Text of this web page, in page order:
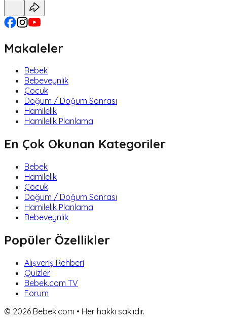
Makaleler
Bebek
Bebeveynlik
Çocuk
Doğum / Doğum Sonrası
Hamilelik
Hamilelik Planlama
En Çok Okunan Kategoriler
Bebek
Hamilelik
Çocuk
Doğum / Doğum Sonrası
Hamilelik Planlama
Bebeveynlik
Popüler Özellikler
Alışveriş Rehberi
Quizler
Bebek.com TV
Forum
© 2026 Bebek.com • Her hakkı saklıdır.